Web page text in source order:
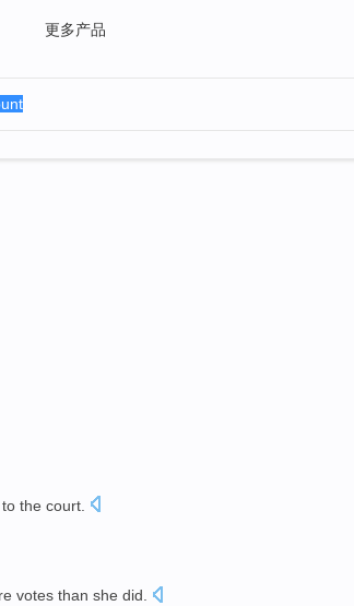
更多产品
the court
votes than she did.